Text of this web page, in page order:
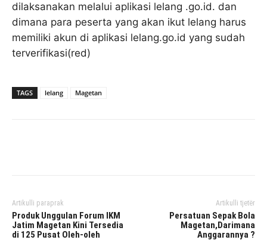
dilaksanakan melalui aplikasi lelang .go.id. dan
dimana para peserta yang akan ikut lelang harus
memiliki akun di aplikasi lelang.go.id yang sudah
terverifikasi(red)
TAGS lelang Magetan
Artikulli paraprak
Produk Unggulan Forum IKM
Jatim Magetan Kini Tersedia
di 125 Pusat Oleh-oleh
Artikulli tjetër
Persatuan Sepak Bola
Magetan,Darimana
Anggarannya ?